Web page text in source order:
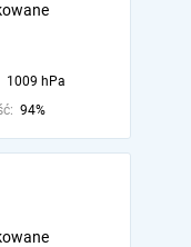
1009 hPa
94%